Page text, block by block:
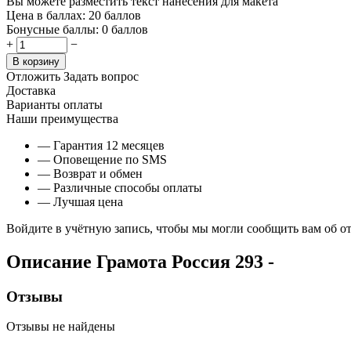
Цена в баллах: 20 баллов
Бонусные баллы: 0 баллов
+
−
В корзину
Отложить Задать вопрос
Доставка
Варианты оплаты
Наши преимущества
— Гарантия 12 месяцев
— Оповещение по SMS
— Возврат и обмен
— Различные способы оплаты
— Лучшая цена
Войдите в учётную запись, чтобы мы могли сообщить вам об
Описание Грамота Россия 293 -
Отзывы
Отзывы не найдены